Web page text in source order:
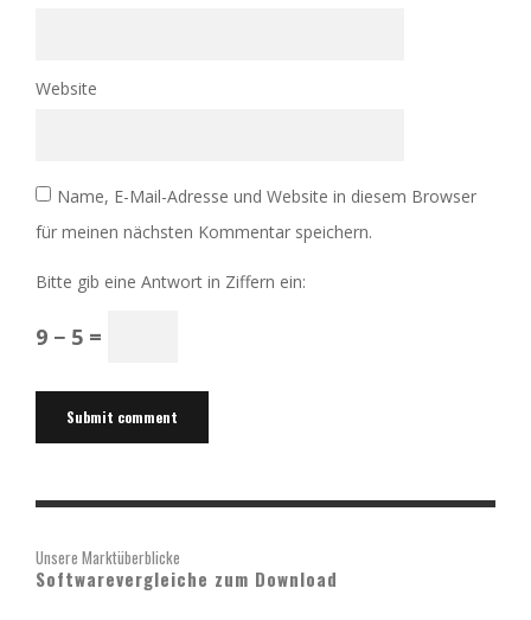
Website
Name, E-Mail-Adresse und Website in diesem Browser
für meinen nächsten Kommentar speichern.
Bitte gib eine Antwort in Ziffern ein:
9 − 5 =
Unsere Marktüberblicke
Softwarevergleiche zum Download